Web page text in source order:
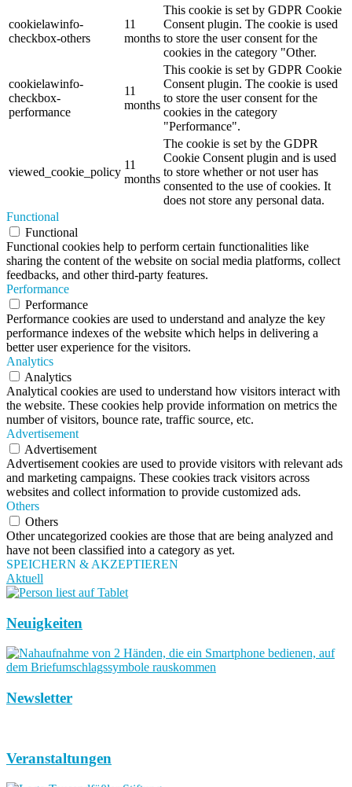
cookielawinfo-
checkbox-others
11
months
This cookie is set by GDPR Cookie
Consent plugin. The cookie is used
to store the user consent for the
cookies in the category "Other.
cookielawinfo-
checkbox-
performance
11
months
This cookie is set by GDPR Cookie
Consent plugin. The cookie is used
to store the user consent for the
cookies in the category
"Performance".
viewed_cookie_policy
11
months
The cookie is set by the GDPR
Cookie Consent plugin and is used
to store whether or not user has
consented to the use of cookies. It
does not store any personal data.
Functional
Functional
Functional cookies help to perform certain functionalities like
sharing the content of the website on social media platforms, collect
feedbacks, and other third-party features.
Performance
Performance
Performance cookies are used to understand and analyze the key
performance indexes of the website which helps in delivering a
better user experience for the visitors.
Analytics
Analytics
Analytical cookies are used to understand how visitors interact with
the website. These cookies help provide information on metrics the
number of visitors, bounce rate, traffic source, etc.
Advertisement
Advertisement
Advertisement cookies are used to provide visitors with relevant ads
and marketing campaigns. These cookies track visitors across
websites and collect information to provide customized ads.
Others
Others
Other uncategorized cookies are those that are being analyzed and
have not been classified into a category as yet.
SPEICHERN & AKZEPTIEREN
Aktuell
Neuigkeiten
Newsletter
Veranstaltungen